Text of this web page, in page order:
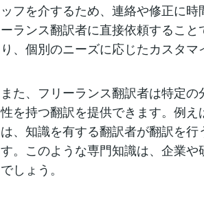
ッフを介するため、連絡や修正に
ーランス翻訳者に直接依頼するこ
り、個別のニーズに応じたカスタマ
また、フリーランス翻訳者は特定
性を持つ翻訳を提供できます。例
は、知識を有する翻訳者が翻訳を
す。このような専門知識は、企業
でしょう。